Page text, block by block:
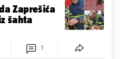
Zaprešića
šahta
1